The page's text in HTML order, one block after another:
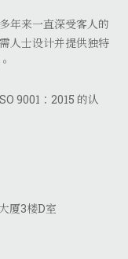
年来一直深受客人的
人士设计并提供独特
9001：2015 的认
厦3楼D室